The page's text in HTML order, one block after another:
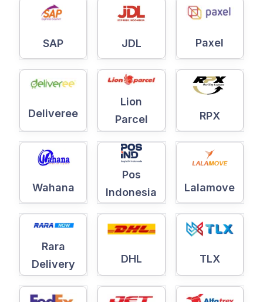
SAP JDL Paxel
Deliveree
Lion
Parcel
RPX
Wahana
Pos
Indonesia
Lalamove
Rara
Delivery
DHL TLX